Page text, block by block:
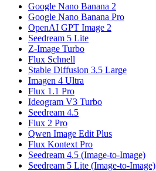
Google Nano Banana 2
Google Nano Banana Pro
OpenAI GPT Image 2
Seedream 5 Lite
Z-Image Turbo
Flux Schnell
Stable Diffusion 3.5 Large
Imagen 4 Ultra
Flux 1.1 Pro
Ideogram V3 Turbo
Seedream 4.5
Flux 2 Pro
Qwen Image Edit Plus
Flux Kontext Pro
Seedream 4.5 (Image-to-Image)
Seedream 5 Lite (Image-to-Image)